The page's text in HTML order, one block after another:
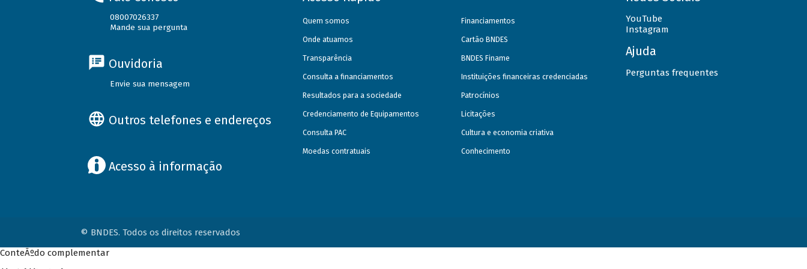
08007026337
Mande sua pergunta
Ouvidoria
Envie sua mensagem
Outros telefones e endereços
Acesso à informação
Quem somos
Onde atuamos
Transparência
Consulta a financiamentos
Resultados para a sociedade
Credenciamento de Equipamentos
Consulta PAC
Moedas contratuais
Financiamentos
Cartão BNDES
BNDES Finame
Instituições financeiras credenciadas
Patrocínios
Licitações
Cultura e economia criativa
Conhecimento
YouTube
Instagram
Ajuda
Perguntas frequentes
© BNDES. Todos os direitos reservados
ConteÃºdo complementar